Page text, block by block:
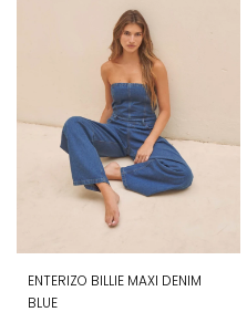
ENTERIZO BILLIE MAXI DENIM
BLUE